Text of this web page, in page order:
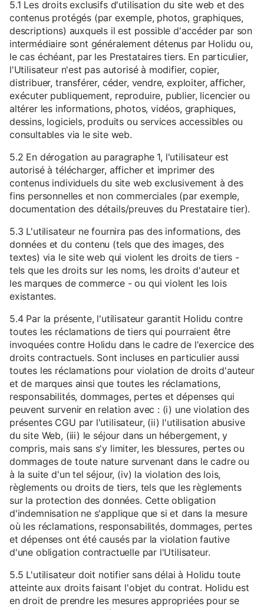
5.1 Les droits exclusifs d'utilisation du site web et des
contenus protégés (par exemple, photos, graphiques,
descriptions) auxquels il est possible d'accéder par son
intermédiaire sont généralement détenus par Holidu ou,
le cas échéant, par les Prestataires tiers. En particulier,
l'Utilisateur n'est pas autorisé à modifier, copier,
distribuer, transférer, céder, vendre, exploiter, afficher,
exécuter publiquement, reproduire, publier, licencier ou
altérer les informations, photos, vidéos, graphiques,
dessins, logiciels, produits ou services accessibles ou
consultables via le site web.
5.2 En dérogation au paragraphe 1, l'utilisateur est
autorisé à télécharger, afficher et imprimer des
contenus individuels du site web exclusivement à des
fins personnelles et non commerciales (par exemple,
documentation des détails/preuves du Prestataire tier).
5.3 L'utilisateur ne fournira pas des informations, des
données et du contenu (tels que des images, des
textes) via le site web qui violent les droits de tiers -
tels que les droits sur les noms, les droits d'auteur et
les marques de commerce - ou qui violent les lois
existantes.
5.4 Par la présente, l'utilisateur garantit Holidu contre
toutes les réclamations de tiers qui pourraient être
invoquées contre Holidu dans le cadre de l'exercice des
droits contractuels. Sont incluses en particulier aussi
toutes les réclamations pour violation de droits d'auteur
et de marques ainsi que toutes les réclamations,
responsabilités, dommages, pertes et dépenses qui
peuvent survenir en relation avec : (i) une violation des
présentes CGU par l'utilisateur, (ii) l'utilisation abusive
du site Web, (iii) le séjour dans un hébergement, y
compris, mais sans s'y limiter, les blessures, pertes ou
dommages de toute nature survenant dans le cadre ou
à la suite d'un tel séjour, (iv) la violation des lois,
règlements ou droits de tiers, tels que les règlements
sur la protection des données. Cette obligation
d'indemnisation ne s'applique que si et dans la mesure
où les réclamations, responsabilités, dommages, pertes
et dépenses ont été causés par la violation fautive
d'une obligation contractuelle par l'Utilisateur.
5.5 L'utilisateur doit notifier sans délai à Holidu toute
atteinte aux droits faisant l'objet du contrat. Holidu est
en droit de prendre les mesures appropriées pour se